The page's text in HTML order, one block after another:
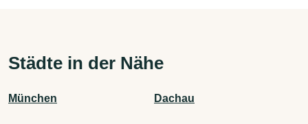
Städte in der Nähe
München Dachau